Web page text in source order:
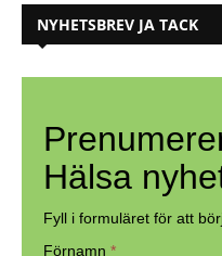
NYHETSBREV JA TACK